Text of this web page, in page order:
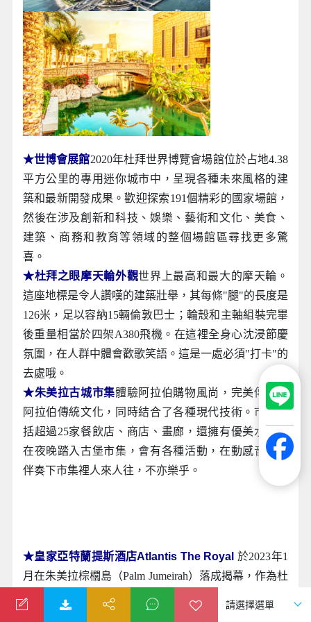
★世博會展館2020年杜拜世界博覽會場館位於占地4.38
平方公里的專用迷你城市中，呈現各種未來風格的建
築和最新開發成果。歡迎探索191個精彩的國家場館，
然後在涉及創新和科技、娛樂、藝術和文化、美食、
建築、商務和教育等領域的整個場館區尋找更多驚
喜。
★杜拜之眼摩天輪外觀世界上最高和最大的摩天輪。
這座地標是令人讚嘆的建築壯舉，其每條"腿"的長度是
126米，足以容納15輛倫敦巴士；輪殼和主軸組裝完畢
後重量相當於四架A380飛機。在這裡全身心沈浸節慶
氛圍，在人群中體會歡歌笑語。這是一處必須"打卡"的
去處哦。
★朱美拉古城市集體驗阿拉伯購物風尚，完美傳承了
阿拉伯傳統文化，同時結合了各種現代技術。市集包
括超過25家餐飲店、商店、畫廊，還擁有優美水景。
在夜晚踏入古堡市集，會有各種活動，在動感音樂的
伴奏下市集裡人來人往，不亦樂乎。
★皇家亞特蘭提斯酒店Atlantis The Royal 於2023年1
月在朱美拉棕櫚島（Palm Jumeirah）落成揭幕，作為杜
拜新地標掀起追捧熱潮。美輪美奐的酒店大樓融合了
突破常規的建築設計，和奢華富麗的室內裝潢。該建